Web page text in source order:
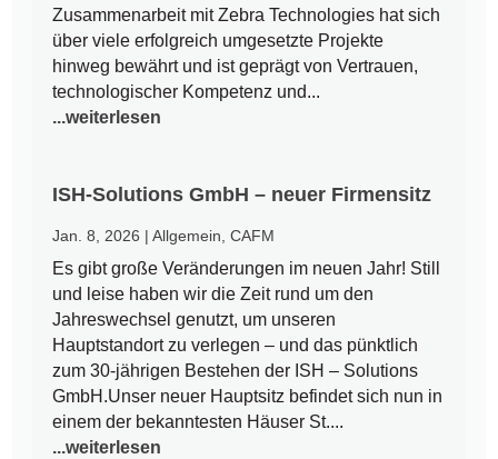
Zusammenarbeit mit Zebra Technologies hat sich
über viele erfolgreich umgesetzte Projekte
hinweg bewährt und ist geprägt von Vertrauen,
technologischer Kompetenz und...
...weiterlesen
ISH-Solutions GmbH – neuer Firmensitz
Jan. 8, 2026 |Allgemein ,CAFM
Es gibt große Veränderungen im neuen Jahr! Still
und leise haben wir die Zeit rund um den
Jahreswechsel genutzt, um unseren
Hauptstandort zu verlegen – und das pünktlich
zum 30-jährigen Bestehen der ISH – Solutions
GmbH.Unser neuer Hauptsitz befindet sich nun in
einem der bekanntesten Häuser St....
...weiterlesen